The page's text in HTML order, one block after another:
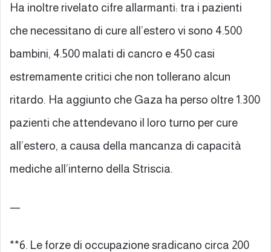
Ha inoltre rivelato cifre allarmanti: tra i pazienti
che necessitano di cure all’estero vi sono 4.500
bambini, 4.500 malati di cancro e 450 casi
estremamente critici che non tollerano alcun
ritardo. Ha aggiunto che Gaza ha perso oltre 1.300
pazienti che attendevano il loro turno per cure
all’estero, a causa della mancanza di capacità
mediche all’interno della Striscia.
—
**6. Le forze di occupazione sradicano circa 200